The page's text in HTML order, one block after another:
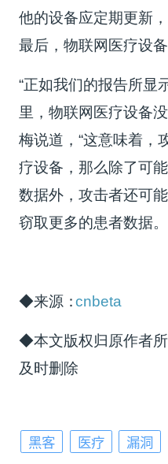
他的设备应定期更新
最后，物联网医疗设
“正如我们的报告所显
里，物联网医疗设备
梅说道，“这意味着，
疗设备，那么除了可
数据外，攻击者还可
窃取更多的患者数据。
◆来源：cnbeta
◆本文版权归原作者
及时删除
黑客 医疗 漏洞